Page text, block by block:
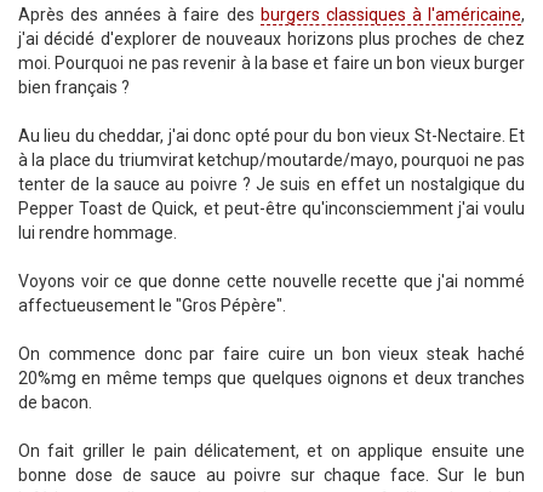
Après des années à faire des burgers classiques à l'américaine,
j'ai décidé d'explorer de nouveaux horizons plus proches de chez
moi. Pourquoi ne pas revenir à la base et faire un bon vieux burger
bien français ?
Au lieu du cheddar, j'ai donc opté pour du bon vieux St-Nectaire. Et
à la place du triumvirat ketchup/moutarde/mayo, pourquoi ne pas
tenter de la sauce au poivre ? Je suis en effet un nostalgique du
Pepper Toast de Quick, et peut-être qu'inconsciemment j'ai voulu
lui rendre hommage.
Voyons voir ce que donne cette nouvelle recette que j'ai nommé
affectueusement le "Gros Pépère".
On commence donc par faire cuire un bon vieux steak haché
20%mg en même temps que quelques oignons et deux tranches
de bacon.
On fait griller le pain délicatement, et on applique ensuite une
bonne dose de sauce au poivre sur chaque face. Sur le bun